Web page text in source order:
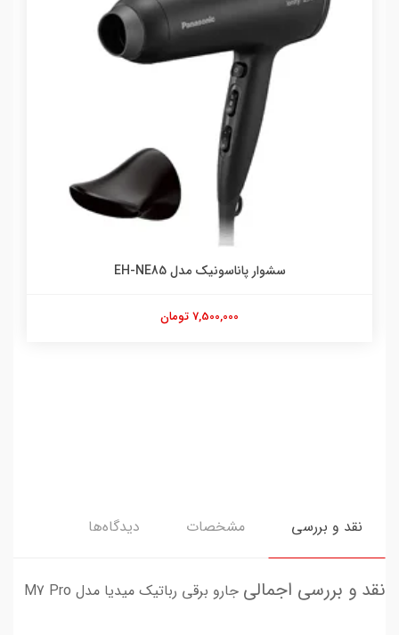
سشوار پاناسونیک مدل EH-NE85
7,500,000 تومان
نقد و بررسی مشخصات دیدگاه‌ها
نقد و بررسی اجمالی جارو برقی رباتیک میدیا مدل M7 Pro